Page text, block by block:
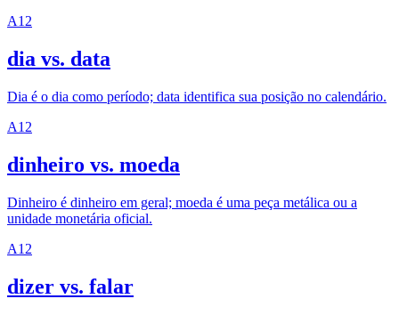
A1 2
dia vs. data
Dia é o dia como período; data identifica sua posição no calendário.
A1 2
dinheiro vs. moeda
Dinheiro é dinheiro em geral; moeda é uma peça metálica ou a
unidade monetária oficial.
A1 2
dizer vs. falar